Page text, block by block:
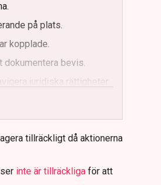
på plats.
kopplade.
dokumentera bevis.
juridiska rättigheter
tillräckligt då aktionerna
inte är tillräckliga för att